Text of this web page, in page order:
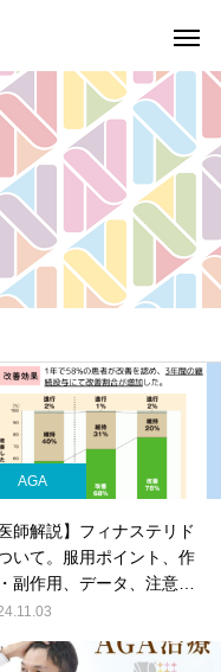
高血圧
血圧の薬を飲み続ける
がある？医師の考えを
りやすく伝えます
AGA
医師解説】フィナステリド
いて。服用ポイント、作
副作用、データ、注意点
ついて